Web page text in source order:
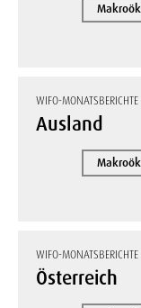
WIFO-MONATSBERICHTE
Ausland
WIFO-MONATSBERICHTE
Österreich